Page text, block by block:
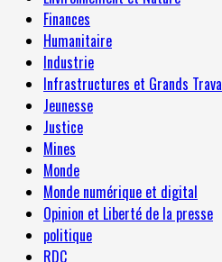
Finances
Humanitaire
Industrie
Infrastructures et Grands
Jeunesse
Justice
Mines
Monde
Monde numérique et digital
Opinion et Liberté de la presse
politique
RDC